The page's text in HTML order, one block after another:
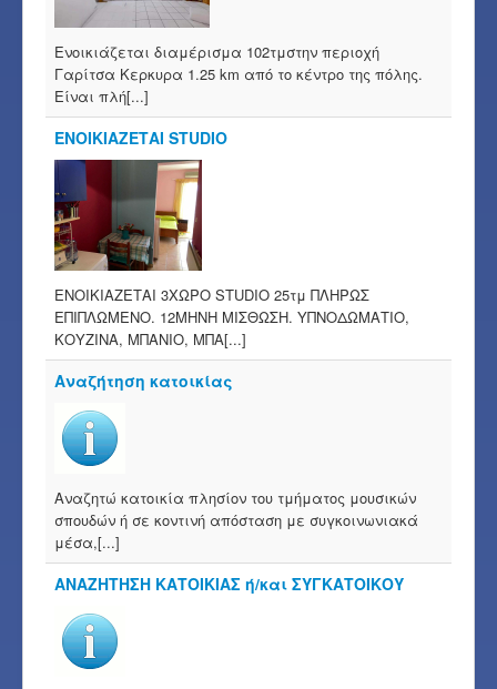
Ενοικιάζεται διαμέρισμα 102τμστην περιοχή
Γαρίτσα Κερκυρα 1.25 km από το κέντρο της πόλης.
Είναι πλή[...]
ΕΝΟΙΚΙΑΖΕΤΑΙ STUDIO
ΕΝΟΙΚΙΑΖΕΤΑΙ 3ΧΩΡΟ STUDIO 25τμ ΠΛΗΡΩΣ
ΕΠΙΠΛΩΜΕΝΟ. 12ΜΗΝΗ ΜΙΣΘΩΣΗ. ΥΠΝΟΔΩΜΑΤΙΟ,
ΚΟΥΖΙΝΑ, ΜΠΑΝΙΟ, ΜΠΑ[...]
Αναζήτηση κατοικίας
Αναζητώ κατοικία πλησίον του τμήματος μουσικών
σπουδών ή σε κοντινή απόσταση με συγκοινωνιακά
μέσα,[...]
ΑΝΑΖΗΤΗΣΗ ΚΑΤΟΙΚΙΑΣ ή/και ΣΥΓΚΑΤΟΙΚΟΥ